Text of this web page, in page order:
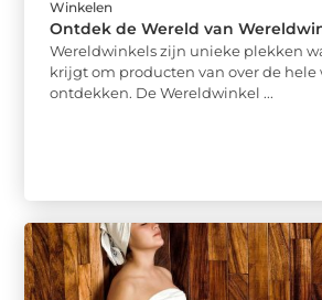
Winkelen
Ontdek de Wereld van
Wereldwinkels zijn unieke plekken
krijgt om producten van over de hele
ontdekken. De Wereldwinkel ...